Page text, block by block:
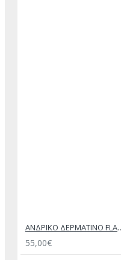
ΑΝΔΡΙΚΟ
55,00€